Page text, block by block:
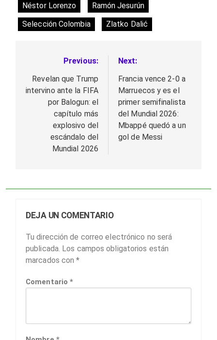
Néstor Lorenzo
Ramón Jesurún
Selección Colombia
Zlatko Dalić
Navegación
de
entradas
Previous:
Revelan que Trump
intervino ante la FIFA
por Balogun: el
capítulo más
explosivo del
escándalo del
Mundial 2026
Next:
Francia vence 2-0 a
Marruecos y es el
primer semifinalista
del Mundial 2026:
Mbappé quedó a un
gol de Messi
DEJA UN COMENTARIO
Tu dirección de correo electrónico no será
publicada. Los campos obligatorios están
marcados con*
Comentario*